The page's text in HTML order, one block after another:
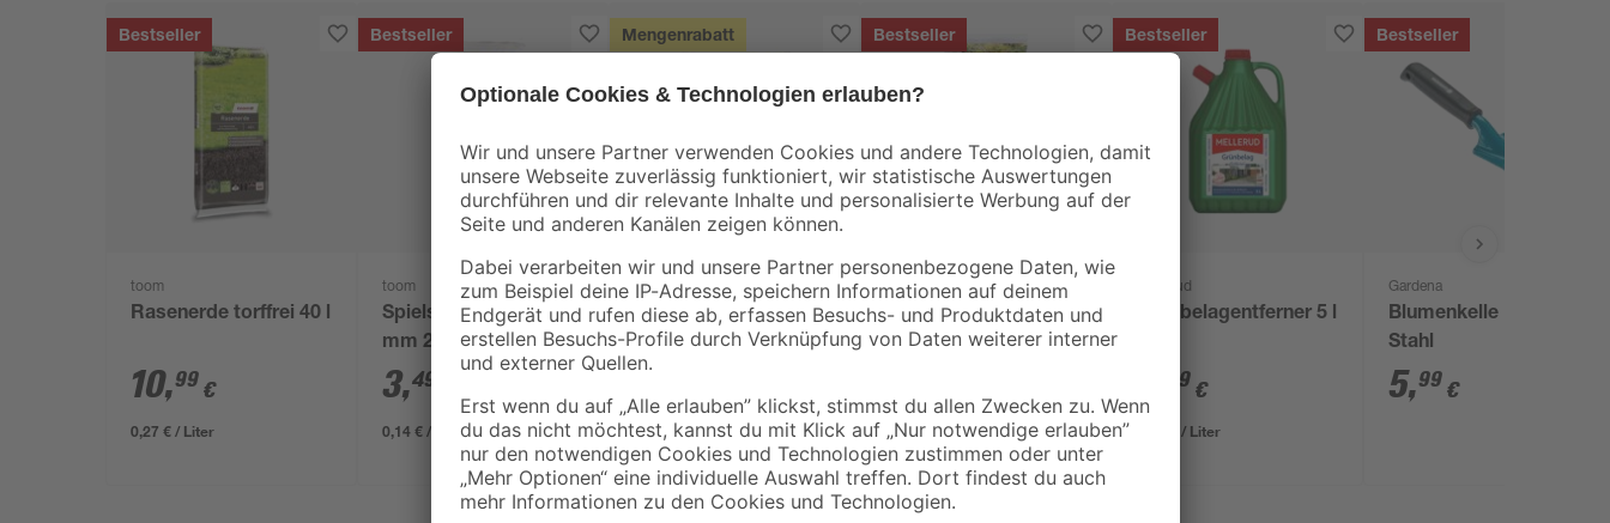
Bestseller
toom
Rasenerde torffrei 40 l
10,99 €
0,27 € / Liter
Bestseller
toom
Spielsand beige 0-2
mm 25 kg
3,49
0,14 € / Kilogramm
Mengenrabatt
Bestseller
B1
Rindenmulch 0-40
mm 40 l
0,10 € / Liter
Bestseller
toom
Rasensand 'Der
Auflockernde' 25 kg
0,60 € / Kilogramm
Bestseller
Mellerud
Grünbelagentferner 5 l
99 €
0,80 € / Liter
Bestseller
Gardena
Blumenkelle "Classic"
Stahl
5,99 €